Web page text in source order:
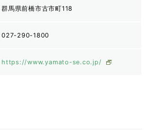
群馬県前橋市古市町118
027-290-1800
https://www.yamato-se.co.jp/